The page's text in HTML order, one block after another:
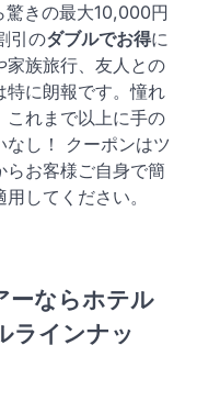
きの最大10,000円
引のダブルでお得に
家族旅行、友人との
特に朗報です。憧れ
これまで以上に手の
なし！ クーポンはツ
らお客様ご自身で簡
してください。
ーならホテル
ラインナッ